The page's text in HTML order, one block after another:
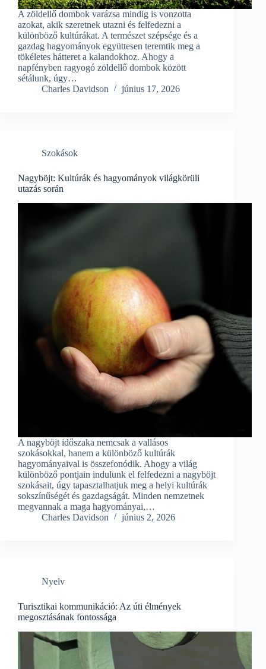
A zöldellő dombok varázsa mindig is vonzotta
azokat, akik szeretnek utazni és felfedezni a
különböző kultúrákat. A természet szépsége és a
gazdag hagyományok együttesen teremtik meg a
tökéletes hátteret a kalandokhoz. Ahogy a
napfényben ragyogó zöldellő dombok között
sétálunk, úgy…
Charles Davidson
június 17, 2026
Szokások
Nagyböjt: Kultúrák és hagyományok világkörüli
utazás során
A nagyböjt időszaka nemcsak a vallásos
szokásokkal, hanem a különböző kultúrák
hagyományaival is összefonódik. Ahogy a világ
különböző pontjain indulunk el felfedezni a nagyböjt
szokásait, úgy tapasztalhatjuk meg a helyi kultúrák
sokszínűségét és gazdagságát. Minden nemzetnek
megvannak a maga hagyományai,…
Charles Davidson
június 2, 2026
Nyelv
Turisztikai kommunikáció: Az úti élmények
megosztásának fontossága